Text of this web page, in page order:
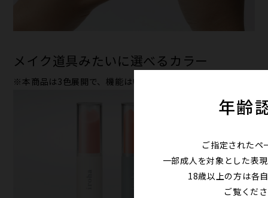
メイク道具みたいに選べるカラー
※本商品は3色展開で、機能はいずれも同じです。
年齢
ご指定されたペ
一部成人を対象とした表
18歳以上の方は各
ご覧くだ